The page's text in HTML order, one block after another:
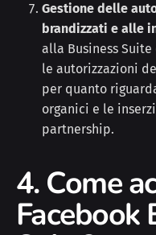
Gestione delle
brandizzati e alle
alla Business
le autorizzazioni
per quanto
organici e le
partnership.
4. Come
Facebook